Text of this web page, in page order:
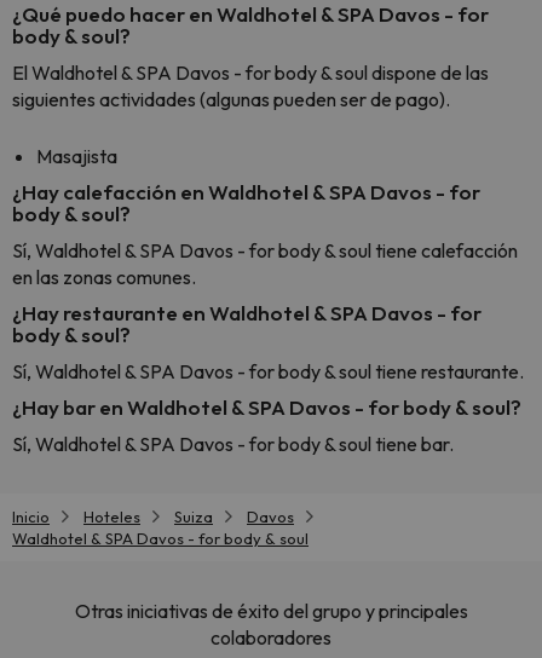
¿Qué puedo hacer en Waldhotel & SPA Davos - for
body & soul?
El Waldhotel & SPA Davos - for body & soul dispone de las
siguientes actividades (algunas pueden ser de pago).
Masajista
¿Hay calefacción en Waldhotel & SPA Davos - for
body & soul?
Sí, Waldhotel & SPA Davos - for body & soul tiene calefacción
en las zonas comunes.
¿Hay restaurante en Waldhotel & SPA Davos - for
body & soul?
Sí, Waldhotel & SPA Davos - for body & soul tiene restaurante.
¿Hay bar en Waldhotel & SPA Davos - for body & soul?
Sí, Waldhotel & SPA Davos - for body & soul tiene bar.
Inicio Hoteles Suiza
Davos
Waldhotel & SPA Davos - for body & soul
Otras iniciativas de éxito del grupo y principales
colaboradores